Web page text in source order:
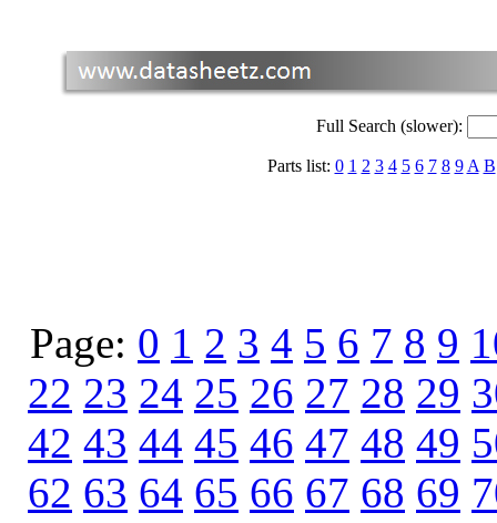
Full Search (slower):
Parts list: 0 1 2 3 4 5 6 7 8 9 A B
Page: 0 1 2 3 4 5 6 7 8 9
22 23 24 25 26 27 28 29
42 43 44 45 46 47 48 49
62 63 64 65 66 67 68 69